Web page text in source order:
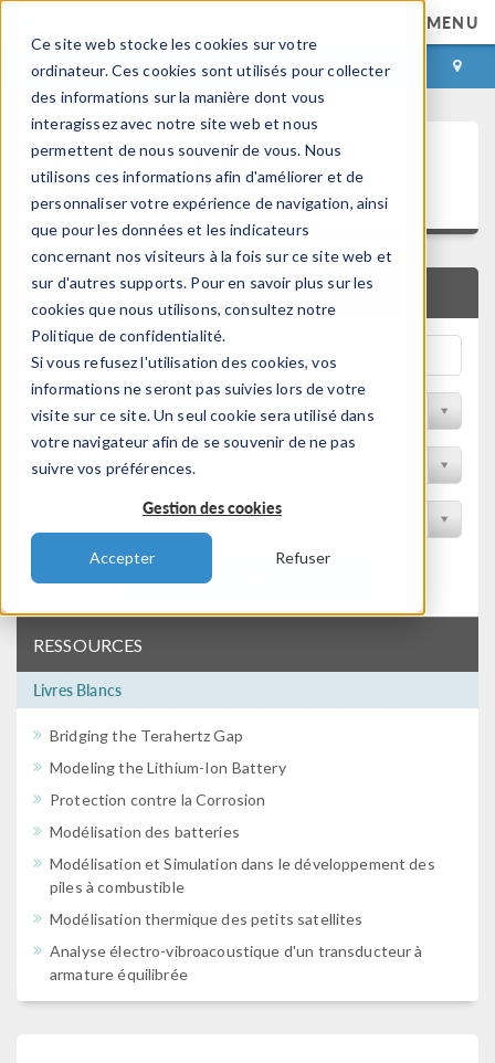
Ce site web stocke les cookies sur votre
ordinateur. Ces cookies sont utilisés pour collecter
des informations sur la manière dont vous
interagissez avec notre site web et nous
permettent de nous souvenir de vous. Nous
utilisons ces informations afin d'améliorer et de
personnaliser votre expérience de navigation, ainsi
que pour les données et les indicateurs
concernant nos visiteurs à la fois sur ce site web et
sur d'autres supports. Pour en savoir plus sur les
cookies que nous utilisons, consultez notre
Politique de confidentialité.
Si vous refusez l'utilisation des cookies, vos
informations ne seront pas suivies lors de votre
visite sur ce site. Un seul cookie sera utilisé dans
votre navigateur afin de se souvenir de ne pas
suivre vos préférences.
Gestion des cookies
Accepter Refuser
MENU
CONNEXION CONTACT
Articles techniques et
présentations
RECHERCHE RAPIDE
Filtrer par domaine physique
Filtrer par Industrie
Filtrer par conférence
RESSOURCES
Livres Blancs
Bridging the Terahertz Gap
Modeling the Lithium-Ion Battery
Protection contre la Corrosion
Modélisation des batteries
Modélisation et Simulation dans le développement des
piles à combustible
Modélisation thermique des petits satellites
Analyse électro-vibroacoustique d'un transducteur à
armature équilibrée